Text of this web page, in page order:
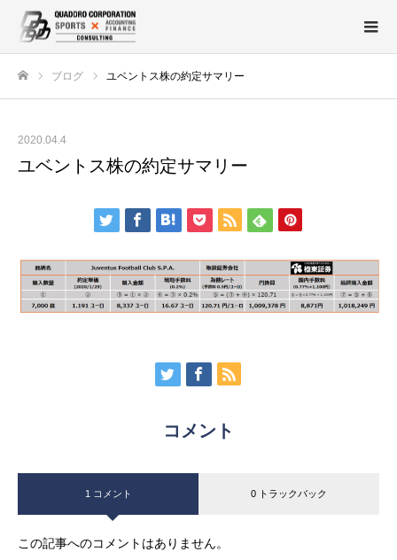
ブログ ユベントス株の約定サマリー
2020.04.4
ユベントス株の約定サマリー
コメント
1 コメント 0 トラックバック
この記事へのコメントはありません。